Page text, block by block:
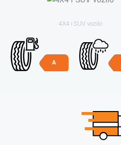
4X4 i SUV vozilo
A